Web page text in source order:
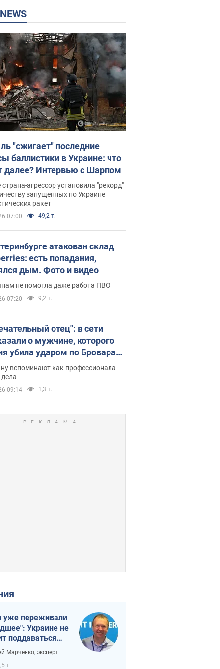
NEWS
"сжигает" последние
баллистики в Украине: что
далее? Интервью с Шарпом
агрессор установила "рекорд"
запущенных по Украине
ракет
07:00 49,2 т.
атакован склад
есть попадания,
дым. Фото и видео
не помогла даже работа ПВО
07:20 9,2 т.
отец": в сети
о мужчине, которого
убила ударом по Броварам.
вспоминают как профессионала
дела
09:14 1,3 т.
переживали
Украине не
поддаваться
из-за
Марченко, эксперт
т.